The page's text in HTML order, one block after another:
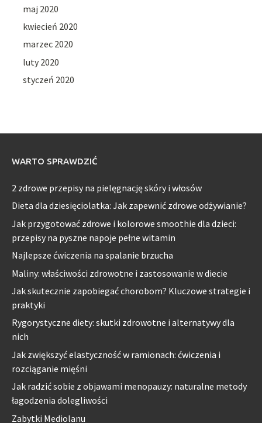
maj 2020
kwiecień 2020
marzec 2020
luty 2020
styczeń 2020
WARTO SPRAWDZIĆ
2 zdrowe przepisy na pielęgnację skóry i włosów
Dieta dla dziesięciolatka: Jak zapewnić zdrowe odżywianie?
Jak przygotować zdrowe i kolorowe smoothie dla dzieci:
przepisy na pyszne napoje pełne witamin
Najlepsze ćwiczenia na spalanie brzucha
Maliny: właściwości zdrowotne i zastosowanie w diecie
Jak skutecznie zapobiegać chorobom? Kluczowe strategie i
praktyki
Rygorystyczne diety: skutki zdrowotne i alternatywy dla
nich
Jak zwiększyć elastyczność w ramionach: ćwiczenia i
rozciąganie mięśni
Jak radzić sobie z objawami menopauzy: naturalne metody
łagodzenia dolegliwości
Zabytki Mediolanu